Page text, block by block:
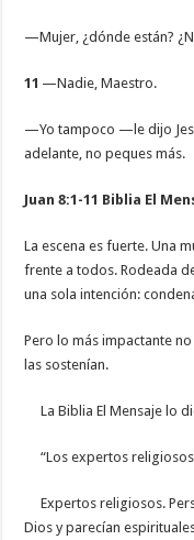
—Mujer, ¿dónde están?
11 —Nadie, Maestro.
—Yo tampoco —le dijo
adelante, no peques más.
Juan 8:1-11 Biblia El
La escena es fuerte. Una
frente a todos. Rodeada
una sola intención:
Pero lo más impactante
las sostenían.
La Biblia El Mensaje lo
“Los expertos
Expertos religiosos.
Dios y parecían